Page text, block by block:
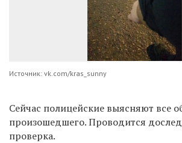
Источник: vk.com/kras_sunny
Сейчас полицейские выясняют все
произошедшего. Проводится
проверка.